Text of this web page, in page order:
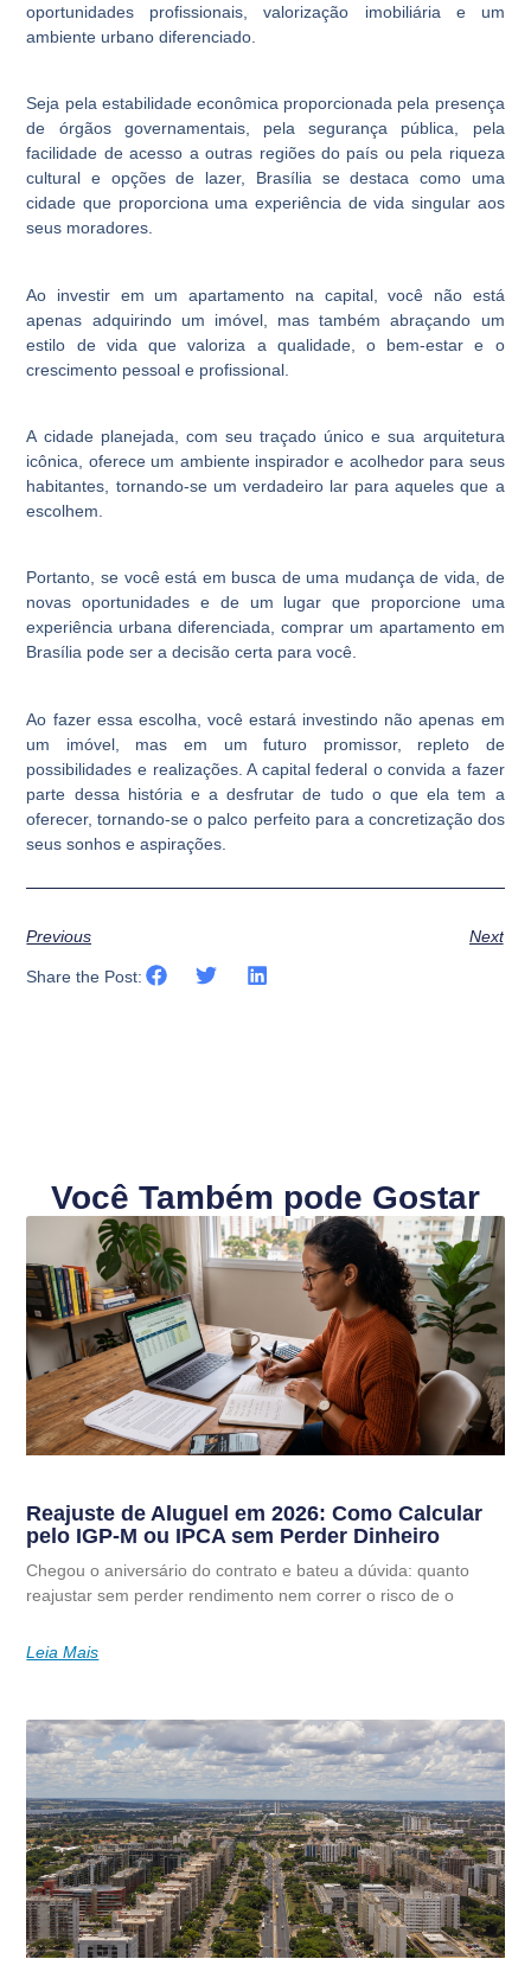
oportunidades profissionais, valorização imobiliária e um
ambiente urbano diferenciado.
Seja pela estabilidade econômica proporcionada pela presença
de órgãos governamentais, pela segurança pública, pela
facilidade de acesso a outras regiões do país ou pela riqueza
cultural e opções de lazer, Brasília se destaca como uma
cidade que proporciona uma experiência de vida singular aos
seus moradores.
Ao investir em um apartamento na capital, você não está
apenas adquirindo um imóvel, mas também abraçando um
estilo de vida que valoriza a qualidade, o bem-estar e o
crescimento pessoal e profissional.
A cidade planejada, com seu traçado único e sua arquitetura
icônica, oferece um ambiente inspirador e acolhedor para seus
habitantes, tornando-se um verdadeiro lar para aqueles que a
escolhem.
Portanto, se você está em busca de uma mudança de vida, de
novas oportunidades e de um lugar que proporcione uma
experiência urbana diferenciada, comprar um apartamento em
Brasília pode ser a decisão certa para você.
Ao fazer essa escolha, você estará investindo não apenas em
um imóvel, mas em um futuro promissor, repleto de
possibilidades e realizações. A capital federal o convida a fazer
parte dessa história e a desfrutar de tudo o que ela tem a
oferecer, tornando-se o palco perfeito para a concretização dos
seus sonhos e aspirações.
Previous Next
Share the Post:
Você Também pode Gostar
Reajuste de Aluguel em 2026: Como Calcular
pelo IGP-M ou IPCA sem Perder Dinheiro
Chegou o aniversário do contrato e bateu a dúvida: quanto
reajustar sem perder rendimento nem correr o risco de o
Leia Mais